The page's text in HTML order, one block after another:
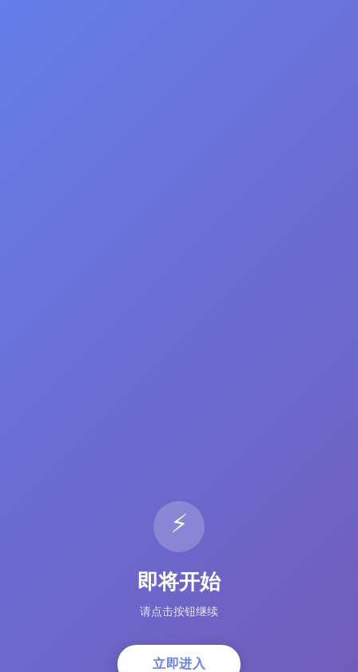
⚡
即将开始
请点击按钮继续
立即进入